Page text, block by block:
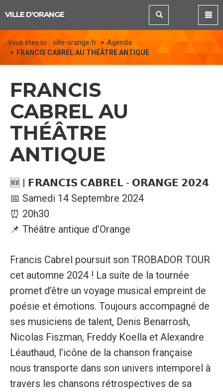
VILLE D'ORANGE
Vous êtes ici : ville-orange.fr
Agenda
FRANCIS CABREL AU THÉÂTRE ANTIQUE
FRANCIS
CABREL AU
THÉÂTRE
ANTIQUE
🆕 | 𝗙𝗥𝗔𝗡𝗖𝗜𝗦 𝗖𝗔𝗕𝗥𝗘𝗟 - 𝗢𝗥𝗔𝗡𝗚𝗘 𝟮𝟬𝟮𝟰
📅 Samedi 14 Septembre 2024
⏰ 20h30
📌 Théâtre antique d’Orange
Francis Cabrel poursuit son TROBADOR TOUR
cet automne 2024 ! La suite de la tournée
promet d’être un voyage musical empreint de
poésie et émotions. Toujours accompagné de
ses musiciens de talent, Denis Benarrosh,
Nicolas Fiszman, Freddy Koella et Alexandre
Léauthaud, l’icône de la chanson française
nous transporte dans son univers intemporel à
travers les chansons rétrospectives de sa